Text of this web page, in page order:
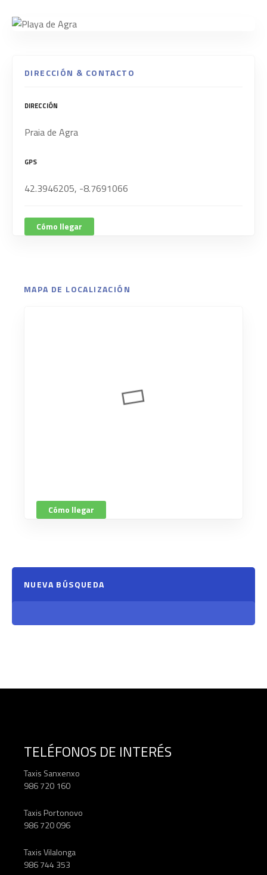
DIRECCIÓN & CONTACTO
DIRECCIÓN
Praia de Agra
GPS
42.3946205, -8.7691066
Cómo llegar
MAPA DE LOCALIZACIÓN
Cómo llegar
NUEVA BÚSQUEDA
TELÉFONOS DE INTERÉS
Taxis Sanxenxo
986 720 160
Taxis Portonovo
986 720 096
Taxis Vilalonga
986 744 353